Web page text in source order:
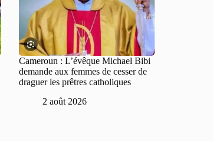
Cameroun : L’évêque Michael Bibi
demande aux femmes de cesser de
draguer les prêtres catholiques
2 août 2026